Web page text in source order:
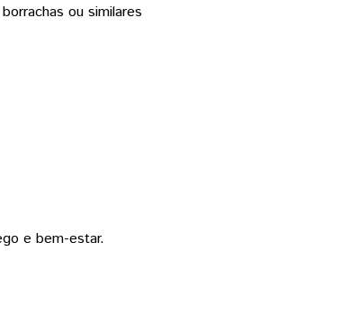
ou similares
e bem-estar.